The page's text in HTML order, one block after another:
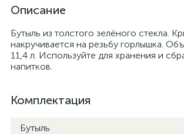
Описание
Бутыль из толстого зелёного стекла.
накручивается на резьбу горлышка.
11,4 л. Используйте для хранения и
напитков.
Комплектация
Бутыль